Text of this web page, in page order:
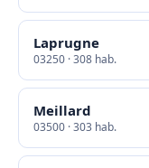
Laprugne
03250 · 308 hab.
Meillard
03500 · 303 hab.